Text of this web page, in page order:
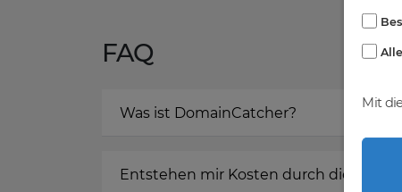
FAQ
Was ist DomainCatcher?
Entstehen mir Kosten durch die
Mit